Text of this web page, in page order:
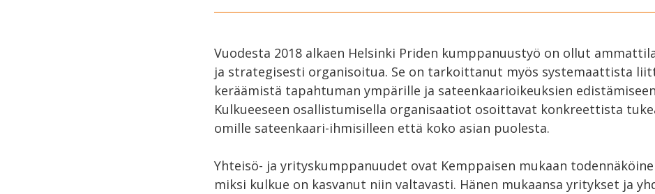
Vuodesta 2018 alkaen Helsinki Priden kumppanuustyö on ollut
ja strategisesti organisoitua. Se on tarkoittanut myös systemaattista
keräämistä tapahtuman ympärille ja sateenkaarioikeuksien
Kulkueeseen osallistumisella organisaatiot osoittavat konkreettista
omille sateenkaari-ihmisilleen että koko asian puolesta.
Yhteisö- ja yrityskumppanuudet ovat Kemppaisen mukaan
miksi kulkue on kasvanut niin valtavasti. Hänen mukaansa yritykset ja